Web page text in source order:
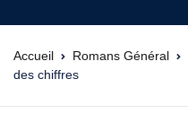
Accueil Romans Général
des chiffres